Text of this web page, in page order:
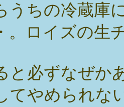
うちの冷蔵庫
。ロイズの生
と必ずなぜか
てやめられな